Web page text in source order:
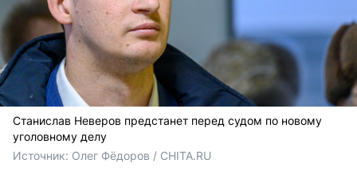
Станислав Неверов предстанет перед судом по новому
уголовному делу
Источник: Олег Фёдоров / CHITA.RU